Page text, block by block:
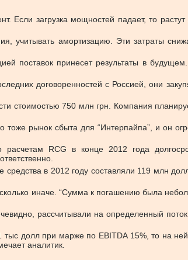
Если загрузка мощностей падает, то
учитывать амортизацию. Эти затраты
поставок принесет результаты в
договоренностей с Россией, они
стоимостью 750 млн грн. Компания
рынок сбыта для “Интерпайпа”, и он
RCG в конце 2012 года
в 2012 году составляли 119 млн
иначе. “Сумма к погашению была
рассчитывали на определенный
долл при марже по EBITDA 15%, то на
аналитик.